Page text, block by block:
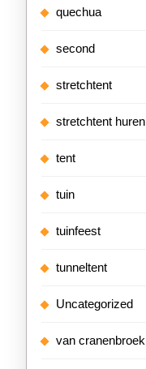
quechua
second
stretchtent
stretchtent huren
tent
tuin
tuinfeest
tunneltent
Uncategorized
van cranenbroek